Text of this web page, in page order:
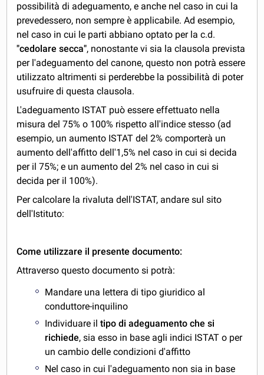
possibilità di adeguamento, e anche nel caso in cui la
prevedessero, non sempre è applicabile. Ad esempio,
nel caso in cui le parti abbiano optato per la c.d.
"cedolare secca", nonostante vi sia la clausola prevista
per l'adeguamento del canone, questo non potrà essere
utilizzato altrimenti si perderebbe la possibilità di poter
usufruire di questa clausola.
L'adeguamento ISTAT può essere effettuato nella
misura del 75% o 100% rispetto all'indice stesso (ad
esempio, un aumento ISTAT del 2% comporterà un
aumento dell'affitto dell'1,5% nel caso in cui si decida
per il 75%; e un aumento del 2% nel caso in cui si
decida per il 100%).
Per calcolare la rivaluta dell'ISTAT, andare sul sito
dell'Istituto:
Come utilizzare il presente documento:
Attraverso questo documento si potrà:
Mandare una lettera di tipo giuridico al
conduttore-inquilino
Individuare il tipo di adeguamento che si
richiede, sia esso in base agli indici ISTAT o per
un cambio delle condizioni d'affitto
Nel caso in cui l'adeguamento non sia in base